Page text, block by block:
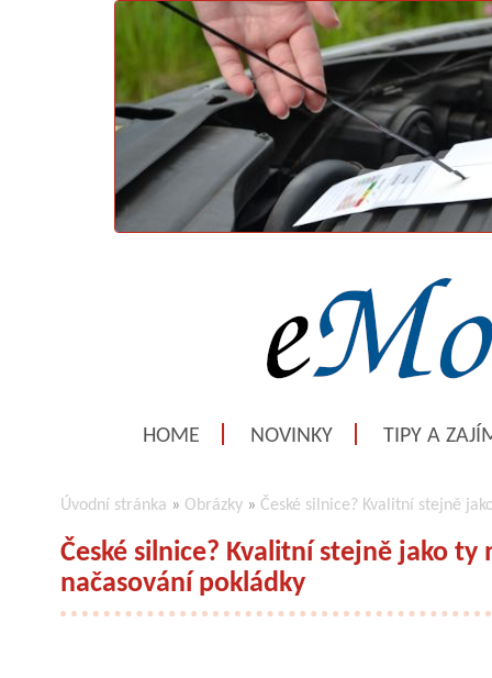
HOME NOVINKY TIPY A
Úvodní stránka » Obrázky » České silnice? Kvalitní stejně
České silnice? Kvalitní stejně jako
načasování pokládky